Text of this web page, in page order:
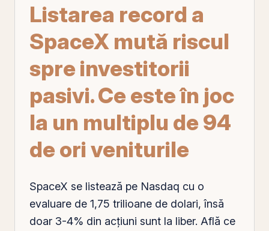
Listarea record a
SpaceX mută riscul
spre investitorii
pasivi. Ce este în joc
la un multiplu de 94
de ori veniturile
SpaceX se listează pe Nasdaq cu o
evaluare de 1,75 trilioane de dolari, însă
doar 3-4% din acțiuni sunt la liber. Află ce